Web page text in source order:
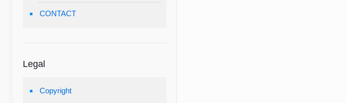
CONTACT
Legal
Copyright